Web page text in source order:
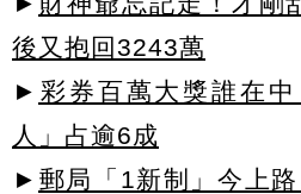
後又抱回3243萬
► 彩券百萬大獎誰在
人」占逾6成
► 郵局「1新制」今上